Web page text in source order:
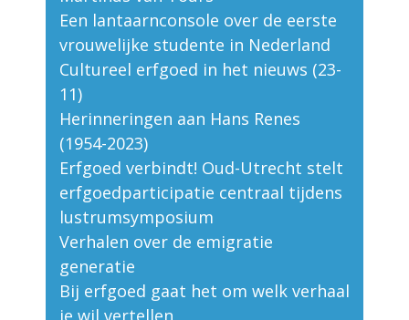
Een lantaarnconsole over de eerste
vrouwelijke studente in Nederland
Cultureel erfgoed in het nieuws (23-
11)
Herinneringen aan Hans Renes
(1954-2023)
Erfgoed verbindt! Oud-Utrecht stelt
erfgoedparticipatie centraal tijdens
lustrumsymposium
Verhalen over de emigratie
generatie
Bij erfgoed gaat het om welk verhaal
je wil vertellen